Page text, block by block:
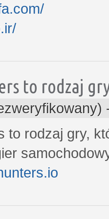
to rodzaj
to rodzaj gry,